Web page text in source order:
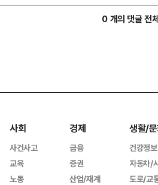
0 개의 댓글 전
사회
사건사고
교육
노동
경제
금융
증권
산업/재계
생활/
건강정보
자동차/
도로/교